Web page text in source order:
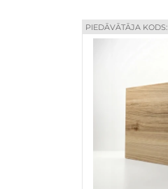
PIEDĀVĀTĀJA KODS: